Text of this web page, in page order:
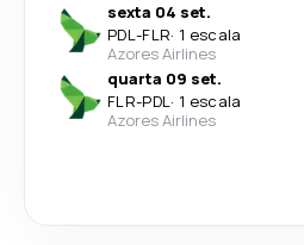
sexta 04 set.
PDL-FLR· 1 escala
Azores Airlines
quarta 09 set.
FLR-PDL· 1 escala
Azores Airlines